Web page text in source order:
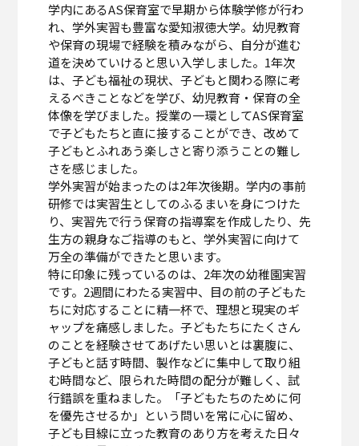
学内にあるAS保育室で早期から体験学修が行わ
れ、学外実習も豊富な愛知淑徳大学。幼児教育
や保育の現場で経験を積みながら、自分が進む
道を決めていけると思い入学しました。1年次
は、子ども福祉の現状、子どもと関わる際に考
えるべきことなどを学び、幼児教育・保育の全
体像を学びました。授業の一環としてAS保育室
で子どもたちと直に接することができ、改めて
子どもとふれあう楽しさと寄り添うことの難し
さを感じました。
学外実習が始まったのは2年次後期。学内の事前
研修では実習生としてのふるまいを身につけた
り、実習先で行う保育の指導案を作成したり、先
生方の親身なご指導のもと、学外実習に向けて
万全の準備ができたと思います。
特に印象に残っているのは、2年次の幼稚園実習
です。2週間にわたる実習中、目の前の子どもた
ちに対応することに精一杯で、理想と現実のギ
ャップを痛感しました。子どもたちにたくさん
のことを経験させてあげたい思いとは裏腹に、
子どもと話す時間、製作などに集中して取り組
む時間など、限られた時間の配分が難しく、試
行錯誤を重ねました。「子どもたちのために何
を優先させるか」という問いを常に心に留め、
子ども目線に立った教育のあり方を考えた日々